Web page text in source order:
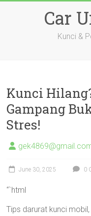
Car
Kunci &
Kunci
Gampang
Stres!
June 30, 2025 0
“`html
Tips darurat kunci